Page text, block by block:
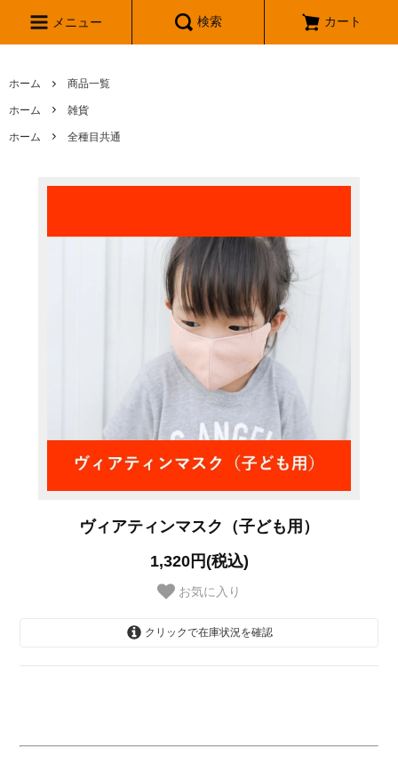
メニュー 検索 カート
ホーム 商品一覧
ホーム 雑貨
ホーム 全種目共通
ヴィアティンマスク（子ども用）
1,320円(税込)
お気に入り
クリックで在庫状況を確認